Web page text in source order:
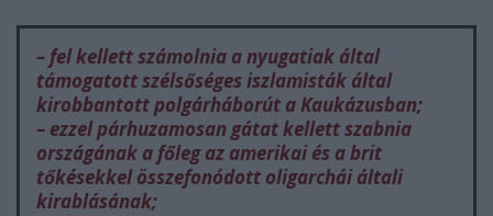
– fel kellett számolnia a nyugatiak által
támogatott szélsőséges iszlamisták által
kirobbantott polgárháborút a Kaukázusban;
– ezzel párhuzamosan gátat kellett szabnia
országának a főleg az amerikai és a brit
tőkésekkel összefonódott oligarchái általi
kirablásának;